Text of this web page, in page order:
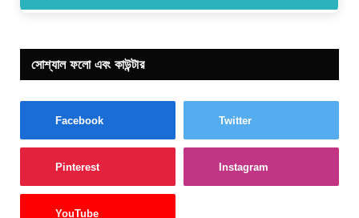
সোশ্যাল ফলো এবং কাউন্টার
Facebook Twitter
Pinterest Instagram
YouTube